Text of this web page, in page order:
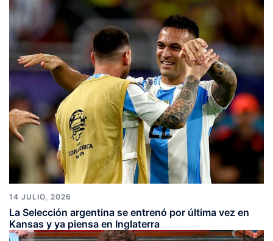
14 JULIO, 2026
La Selección argentina se entrenó por última vez en
Kansas y ya piensa en Inglaterra